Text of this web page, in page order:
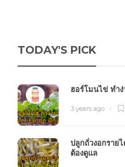
TODAY'S PICK
ฮอร์โมนไข่ ทำง่
3 years ago
ปลูกถั่วงอกราย
ต้องดูแล